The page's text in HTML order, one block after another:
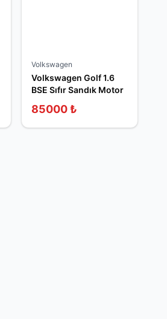
Volkswagen
Volkswagen Golf 1.6
BSE Sıfır Sandık Motor
85000 ₺